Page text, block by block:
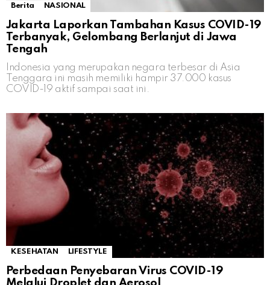
Berita NASIONAL
Jakarta Laporkan Tambahan Kasus COVID-19
Terbanyak, Gelombang Berlanjut di Jawa
Tengah
Indonesia yang merupakan negara terbesar di Asia
Tenggara ini masih memiliki hampir 37.000 kasus
COVID-19 aktif sampai saat ini.
KESEHATAN LIFESTYLE
Perbedaan Penyebaran Virus COVID-19